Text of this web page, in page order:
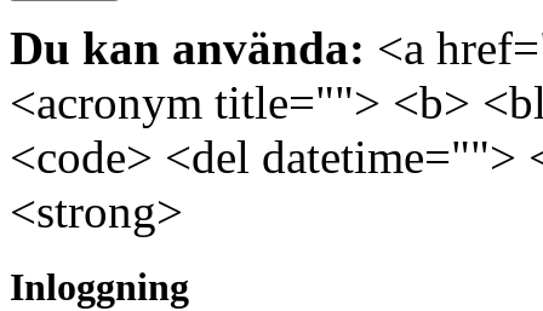
Du kan använda: <a
<acronym title=""> <b>
<code> <del
<strong>
Inloggning